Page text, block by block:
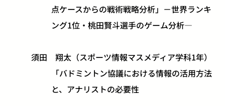
点ケースからの戦術戦略分析」－世界ランキ
ング1位・桃田賢斗選手のゲーム分析―
須田 翔太（スポーツ情報マスメディア学科1年）
「バドミントン協議における情報の活用方法
と、アナリストの必要性